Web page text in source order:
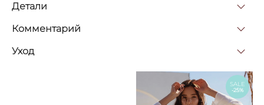
Детали
Комментарий
Уход
SALE
-25%